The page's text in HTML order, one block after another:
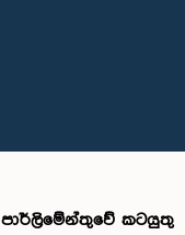
පාර්ලිමේන්තුවේ කටයුතු